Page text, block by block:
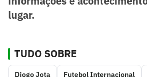
lugar.
TUDO SOBRE
Diogo Jota Futebol Internacional